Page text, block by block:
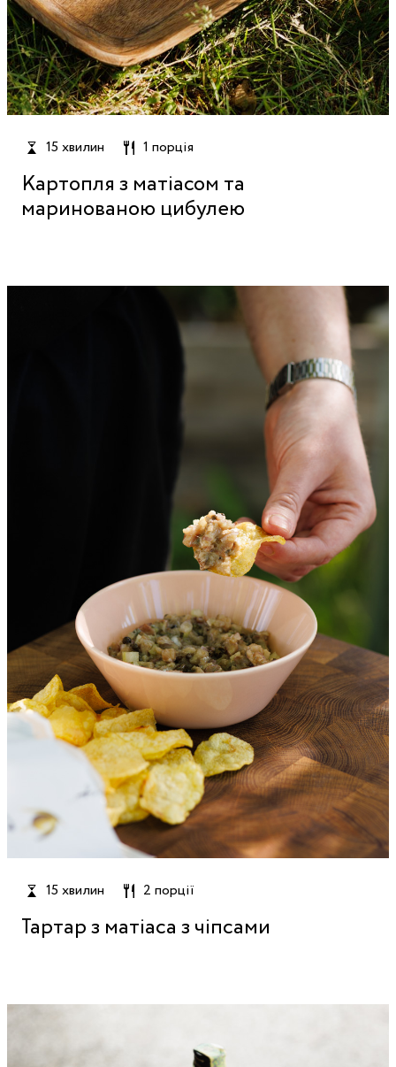
15 хвилин 1 порція
Картопля з матіасом та
маринованою цибулею
15 хвилин 2 порції
Тартар з матіаса з чіпсами